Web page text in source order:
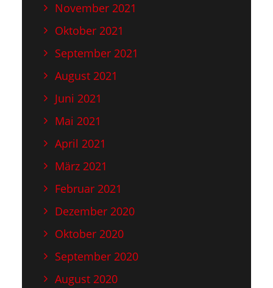
November 2021
Oktober 2021
September 2021
August 2021
Juni 2021
Mai 2021
April 2021
März 2021
Februar 2021
Dezember 2020
Oktober 2020
September 2020
August 2020